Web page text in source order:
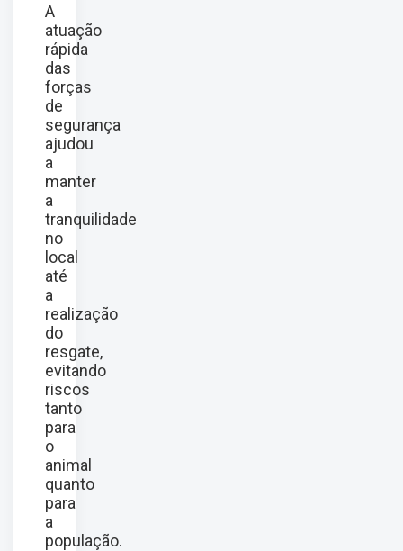
A
atuação
rápida
das
forças
de
segurança
ajudou
a
manter
a
tranquilidade
no
local
até
a
realização
do
resgate,
evitando
riscos
tanto
para
o
animal
quanto
para
a
população.